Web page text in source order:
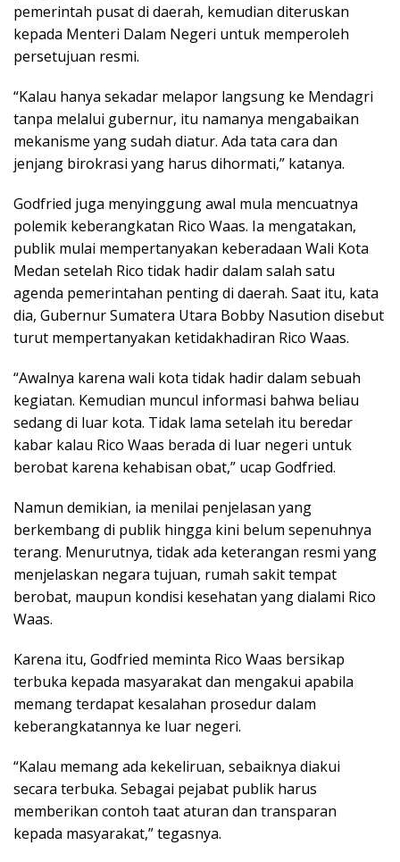
pemerintah pusat di daerah, kemudian diteruskan
kepada Menteri Dalam Negeri untuk memperoleh
persetujuan resmi.
“Kalau hanya sekadar melapor langsung ke Mendagri
tanpa melalui gubernur, itu namanya mengabaikan
mekanisme yang sudah diatur. Ada tata cara dan
jenjang birokrasi yang harus dihormati,” katanya.
Godfried juga menyinggung awal mula mencuatnya
polemik keberangkatan Rico Waas. Ia mengatakan,
publik mulai mempertanyakan keberadaan Wali Kota
Medan setelah Rico tidak hadir dalam salah satu
agenda pemerintahan penting di daerah. Saat itu, kata
dia, Gubernur Sumatera Utara Bobby Nasution disebut
turut mempertanyakan ketidakhadiran Rico Waas.
“Awalnya karena wali kota tidak hadir dalam sebuah
kegiatan. Kemudian muncul informasi bahwa beliau
sedang di luar kota. Tidak lama setelah itu beredar
kabar kalau Rico Waas berada di luar negeri untuk
berobat karena kehabisan obat,” ucap Godfried.
Namun demikian, ia menilai penjelasan yang
berkembang di publik hingga kini belum sepenuhnya
terang. Menurutnya, tidak ada keterangan resmi yang
menjelaskan negara tujuan, rumah sakit tempat
berobat, maupun kondisi kesehatan yang dialami Rico
Waas.
Karena itu, Godfried meminta Rico Waas bersikap
terbuka kepada masyarakat dan mengakui apabila
memang terdapat kesalahan prosedur dalam
keberangkatannya ke luar negeri.
“Kalau memang ada kekeliruan, sebaiknya diakui
secara terbuka. Sebagai pejabat publik harus
memberikan contoh taat aturan dan transparan
kepada masyarakat,” tegasnya.